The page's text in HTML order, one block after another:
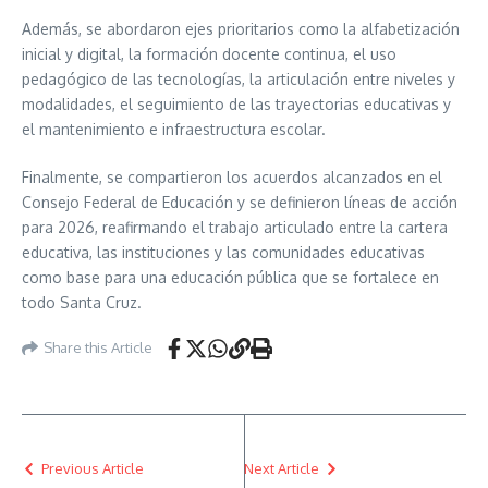
Además, se abordaron ejes prioritarios como la alfabetización
inicial y digital, la formación docente continua, el uso
pedagógico de las tecnologías, la articulación entre niveles y
modalidades, el seguimiento de las trayectorias educativas y
el mantenimiento e infraestructura escolar.
Finalmente, se compartieron los acuerdos alcanzados en el
Consejo Federal de Educación y se definieron líneas de acción
para 2026, reafirmando el trabajo articulado entre la cartera
educativa, las instituciones y las comunidades educativas
como base para una educación pública que se fortalece en
todo Santa Cruz.
Share this Article
Previous Article Next Article